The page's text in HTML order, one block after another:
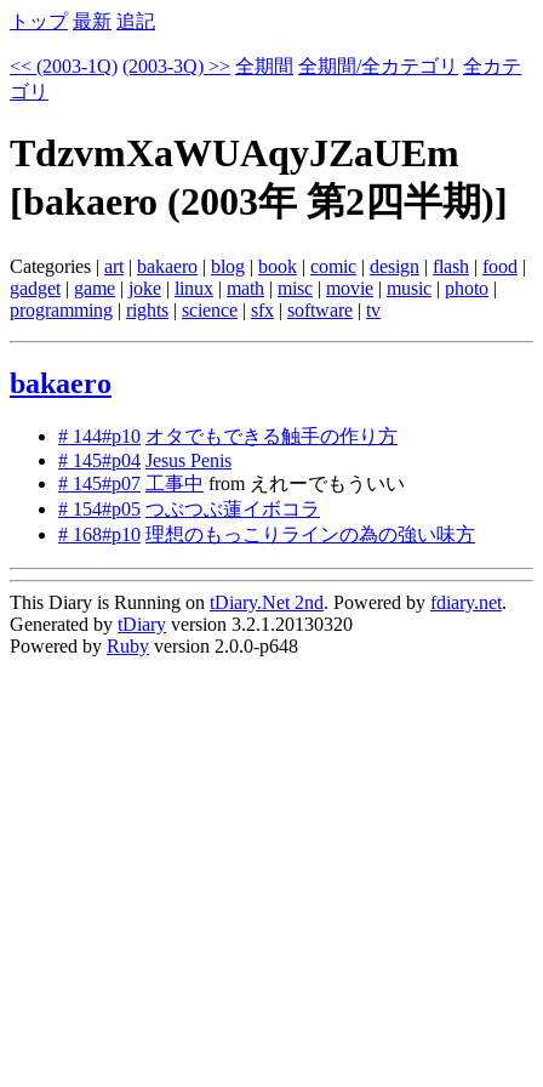
トップ 最新 追記
<< (2003-1Q) (2003-3Q) >> 全期間 全期間/全カテゴリ 全カテ
ゴリ
TdzvmXaWUAqyJZaUEm
[bakaero (2003年 第2四半期)]
Categories | art | bakaero | blog | book | comic | design | flash | food |
gadget | game | joke | linux | math | misc | movie | music | photo |
programming | rights | science | sfx | software | tv
bakaero
# 144#p10 オタでもできる触手の作り方
# 145#p04 Jesus Penis
# 145#p07 工事中 from えれーでもういい
# 154#p05 つぶつぶ蓮イボコラ
# 168#p10 理想のもっこりラインの為の強い味方
This Diary is Running on tDiary.Net 2nd. Powered by fdiary.net.
Generated by tDiary version 3.2.1.20130320
Powered by Ruby version 2.0.0-p648